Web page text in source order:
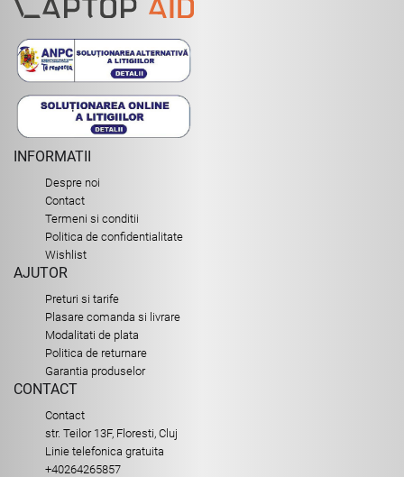
INFORMATII
Despre noi
Contact
Termeni si conditii
Politica de confidentialitate
Wishlist
AJUTOR
Preturi si tarife
Plasare comanda si livrare
Modalitati de plata
Politica de returnare
Garantia produselor
CONTACT
Contact
str. Teilor 13F, Floresti, Cluj
Linie telefonica gratuita
+40264265857